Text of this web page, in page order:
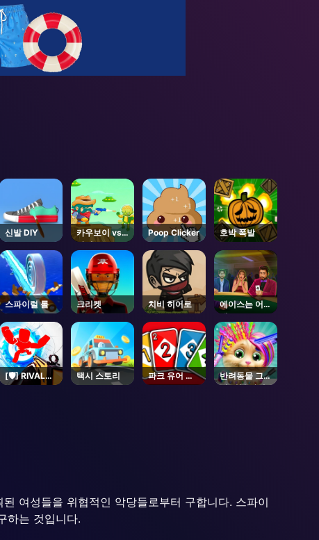
신발 DIY
카우보이 vs.
마션스
Poop Clicker 호박 폭발
스파이럴 롤 크리켓 치비 히어로
에이스는 어디
에?
[🛡️] RIVALS -
Roblox
택시 스토리
파크 유어 카
스
반려동물 그루
밍 버블 파티
여성들을 위협적인 악당들로부터 구합니다. 스파이
하는 것입니다.